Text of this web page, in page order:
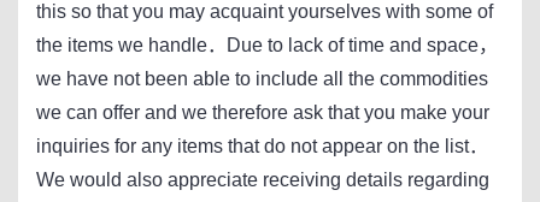
this so that you may acquaint yourselves with some of
the items we handle．Due to lack of time and space，
we have not been able to include all the commodities
we can offer and we therefore ask that you make your
inquiries for any items that do not appear on the list．
We would also appreciate receiving details regarding